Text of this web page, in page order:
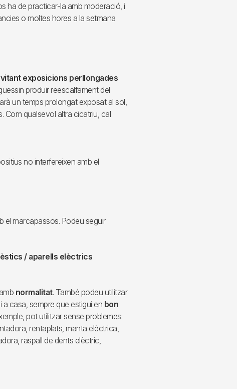
ha de practicar-la amb moderació, i
o moltes hores a la setmana
exposicions perllongades
produir reescalfament del
un temps prolongat exposat al sol,
Com qualsevol altra cicatriu, cal
no interfereixen amb el
el marcapassos. Podeu seguir
/ aparells elèctrics
normalitat. També podeu utilitzar
casa, sempre que estigui en bon
pot utilitzar sense problemes:
rentaplats, manta elèctrica,
raspall de dents elèctric,